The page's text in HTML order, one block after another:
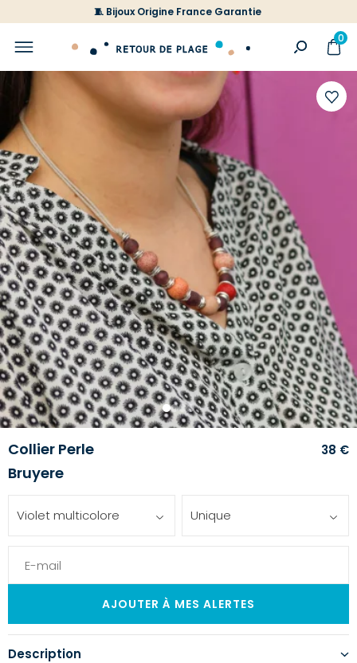
🧵 Bijoux Origine France Garantie
0
1 234
Collier Perle
Bruyere
38 €
Violet multicolore Unique
Description